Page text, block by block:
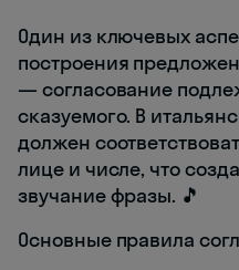
Один из ключевых
построения
— согласование
сказуемого. В
должен
лице и числе, что
звучание фразы. 🎵
Основные правила